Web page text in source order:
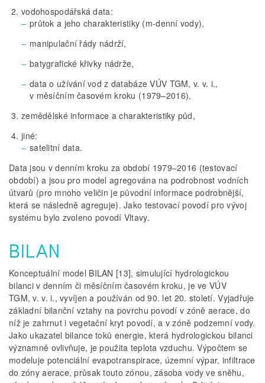
vodohospodářská data:
průtok a jeho charakteristiky (m-denní vody),
manipulační řády nádrží,
batygrafické křivky nádrže,
data o užívání vod z databáze VÚV TGM, v. v. i.,
v měsíčním časovém kroku (1979–2016),
zemědělské informace a charakteristiky půd,
jiné:
satelitní data.
Data jsou v denním kroku za období 1979–2016 (testovací
období) a jsou pro model agregována na podrobnost vodních
útvarů (pro mnoho veličin je původní informace podrobnější,
která se následně agreguje). Jako testovací povodí pro vývoj
systému bylo zvoleno povodí Vltavy.
BILAN
Konceptuální model BILAN [13], simulující hydrologickou
bilanci v denním či měsíčním časovém kroku, je ve VÚV
TGM, v. v. i., vyvíjen a používán od 90. let 20. století. Vyjadřuje
základní bilanční vztahy na povrchu povodí v zóně aerace, do
níž je zahrnut i vegetační kryt povodí, a v zóně podzemní vody.
Jako ukazatel bilance toků energie, která hydrologickou bilanci
významně ovlivňuje, je použita teplota vzduchu. Výpočtem se
modeluje potenciální evapotranspirace, územní výpar, infiltrace
do zóny aerace, průsak touto zónou, zásoba vody ve sněhu,